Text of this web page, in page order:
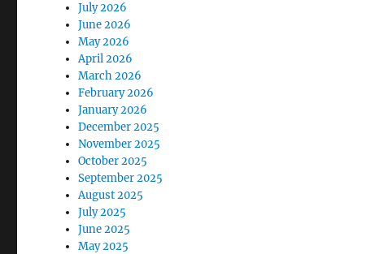
July 2026
June 2026
May 2026
April 2026
March 2026
February 2026
January 2026
December 2025
November 2025
October 2025
September 2025
August 2025
July 2025
June 2025
May 2025